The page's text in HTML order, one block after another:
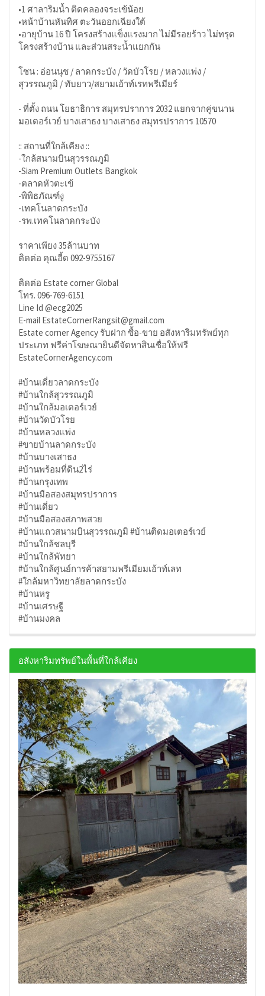
•1 ศาลาริมน้ำ ติดคลองจระเข้น้อย
•หน้าบ้านหันทิศ ตะวันออกเฉียงใต้
•อายุบ้าน 16 ปี โครงสร้างแข็งแรงมาก ไม่มีรอยร้าว ไม่ทรุด
โครงสร้างบ้าน และส่วนสระน้ำแยกกัน
โซน : อ่อนนุช / ลาดกระบัง / วัดบัวโรย / หลวงแพ่ง /
สุวรรณภูมิ / ทับยาว/สยามเอ้าท์เรทพรีเมียร์
- ที่ตั้ง ถนน โยธาธิการ สมุทรปราการ 2032 แยกจากคู่ขนาน
มอเตอร์เวย์ บางเสาธง บางเสาธง สมุทรปราการ 10570
:: สถานที่ใกล้เคียง ::
-ใกล้สนามบินสุวรรณภูมิ
-Siam Premium Outlets Bangkok
-ตลาดหัวตะเข้
-พิพิธภัณฑ์งู
-เทคโนลาดกระบัง
-รพ.เทคโนลาดกระบัง
ราคาเพียง 35ล้านบาท
ติดต่อ คุณอี้ด 092-9755167
ติดต่อ Estate corner Global
โทร. 096-769-6151
Line Id @ecg2025
E-mail EstateCornerRangsit@gmail.com
Estate corner Agency รับฝาก ซื้อ-ขาย อสังหาริมทรัพย์ทุก
ประเภท ฟรีค่าโฆษณายินดีจัดหาสินเชื่อให้ฟรี
EstateCornerAgency.com
#บ้านเดี่ยวลาดกระบัง
#บ้านใกล้สุวรรณภูมิ
#บ้านใกล้มอเตอร์เวย์
#บ้านวัดบัวโรย
#บ้านหลวงแพ่ง
#ขายบ้านลาดกระบัง
#บ้านบางเสาธง
#บ้านพร้อมที่ดิน2ไร่
#บ้านกรุงเทพ
#บ้านมือสองสมุทรปราการ
#บ้านเดี่ยว
#บ้านมือสองสภาพสวย
#บ้านแถวสนามบินสุวรรณภูมิ #บ้านติดมอเตอร์เวย์
#บ้านใกล้ชลบุรี
#บ้านใกล้พัทยา
#บ้านใกล้ศูนย์การค้าสยามพรีเมียมเอ้าท์เลท
#ใกล้มหาวิทยาลัยลาดกระบัง
#บ้านหรู
#บ้านเศรษฐี
#บ้านมงคล
อสังหาริมทรัพย์ในพื้นที่ใกล้เคียง